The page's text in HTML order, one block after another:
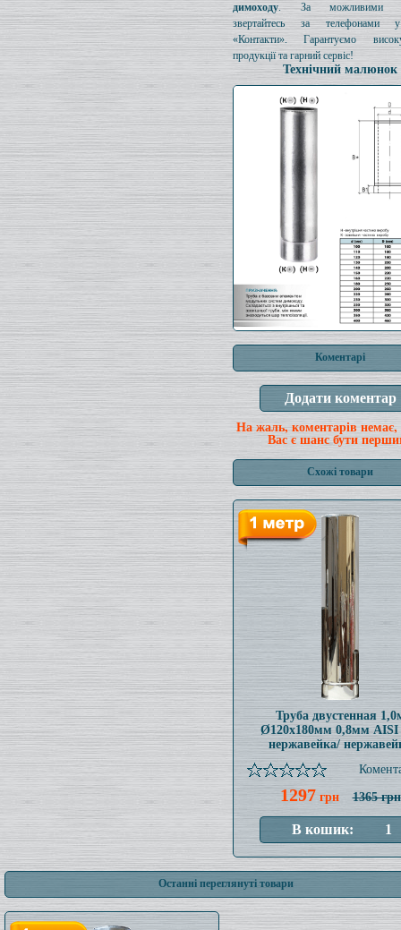
димоходу. За можливими
звертайтесь за телефонами
«Контакти». Гарантуємо
продукції та гарний сервіс!
Технічний малюнок
Коментарі
На жаль, коментарів немає,
Вас є шанс бути
Схожі товари
Труба двустенная
Ø120x180мм 0,8мм AISI
нержавейка/
1297 грн 1365 грн
Останні переглянуті товари